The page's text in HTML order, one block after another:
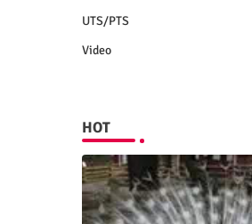
UTS/PTS
Video
HOT